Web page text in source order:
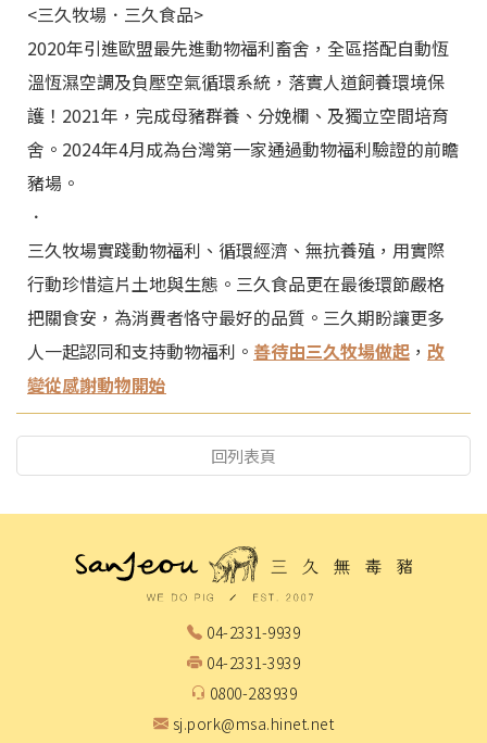
<三久牧場．三久食品>
2020年引進歐盟最先進動物福利畜舍，全區搭配自動恆
溫恆濕空調及負壓空氣循環系統，落實人道飼養環境保
護！2021年，完成母豬群養、分娩欄、及獨立空間培育
舍。2024年4月成為台灣第一家通過動物福利驗證的前瞻
豬場。
．
三久牧場實踐動物福利、循環經濟、無抗養殖，用實際
行動珍惜這片土地與生態。三久食品更在最後環節嚴格
把關食安，為消費者恪守最好的品質。三久期盼讓更多
人一起認同和支持動物福利。 善待由三久牧場做起 ， 改
變從感謝動物開始
回列表頁
04-2331-9939
04-2331-3939
0800-283939
sj.pork@msa.hinet.net